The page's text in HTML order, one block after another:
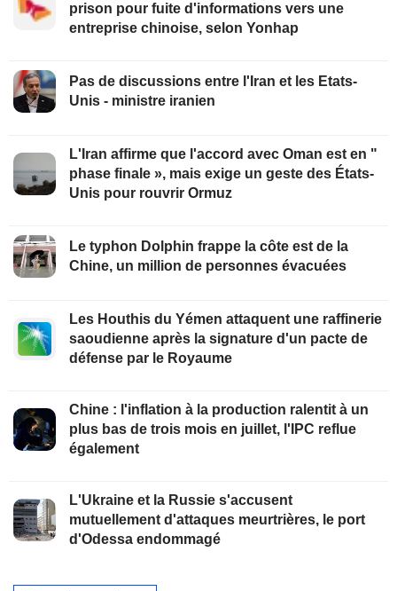
prison pour fuite d'informations vers une
entreprise chinoise, selon Yonhap
Pas de discussions entre l'Iran et les Etats-
Unis - ministre iranien
L'Iran affirme que l'accord avec Oman est en "
phase finale », mais exige un geste des États-
Unis pour rouvrir Ormuz
Le typhon Dolphin frappe la côte est de la
Chine, un million de personnes évacuées
Les Houthis du Yémen attaquent une raffinerie
saoudienne après la signature d'un pacte de
défense par le Royaume
Chine : l'inflation à la production ralentit à un
plus bas de trois mois en juillet, l'IPC reflue
également
L'Ukraine et la Russie s'accusent
mutuellement d'attaques meurtrières, le port
d'Odessa endommagé